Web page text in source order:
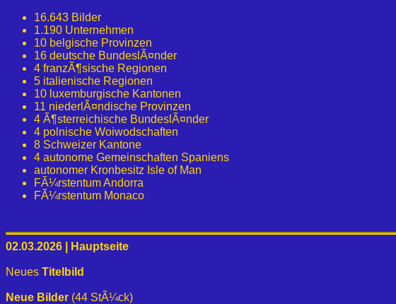
16.643 Bilder
1.190 Unternehmen
10 belgische Provinzen
16 deutsche BundeslÃ¤nder
4 franzÃ¶sische Regionen
5 italienische Regionen
10 luxemburgische Kantonen
11 niederlÃ¤ndische Provinzen
4 Ã¶sterreichische BundeslÃ¤nder
4 polnische Woiwodschaften
8 Schweizer Kantone
4 autonome Gemeinschaften Spaniens
autonomer Kronbesitz Isle of Man
FÃ¼rstentum Andorra
FÃ¼rstentum Monaco
02.03.2026 | Hauptseite
Neues Titelbild
Neue Bilder (44 StÃ¼ck)